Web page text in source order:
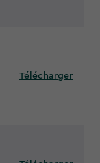
Télécharger